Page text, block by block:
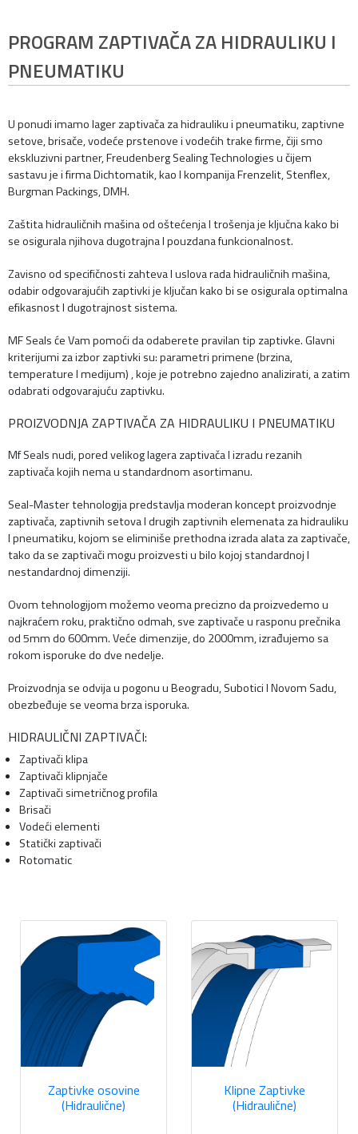
PROGRAM ZAPTIVAČA ZA HIDRAULIKU I
PNEUMATIKU
U ponudi imamo lager zaptivača za hidrauliku i pneumatiku, zaptivne
setove, brisače, vodeće prstenove i vodećih trake firme, čiji smo
ekskluzivni partner, Freudenberg Sealing Technologies u čijem
sastavu je i firma Dichtomatik, kao I kompanija Frenzelit, Stenflex,
Burgman Packings, DMH.
Zaštita hidrauličnih mašina od oštećenja I trošenja je ključna kako bi
se osigurala njihova dugotrajna I pouzdana funkcionalnost.
Zavisno od specifičnosti zahteva I uslova rada hidrauličnih mašina,
odabir odgovarajućih zaptivki je ključan kako bi se osigurala optimalna
efikasnost I dugotrajnost sistema.
MF Seals će Vam pomoći da odaberete pravilan tip zaptivke. Glavni
kriterijumi za izbor zaptivki su: parametri primene (brzina,
temperature I medijum) , koje je potrebno zajedno analizirati, a zatim
odabrati odgovarajuću zaptivku.
PROIZVODNJA ZAPTIVAČA ZA HIDRAULIKU I PNEUMATIKU
Mf Seals nudi, pored velikog lagera zaptivača I izradu rezanih
zaptivača kojih nema u standardnom asortimanu.
Seal-Master tehnologija predstavlja moderan koncept proizvodnje
zaptivača, zaptivnih setova I drugih zaptivnih elemenata za hidrauliku
I pneumatiku, kojom se eliminiše prethodna izrada alata za zaptivače,
tako da se zaptivači mogu proizvesti u bilo kojoj standardnoj I
nestandardnoj dimenziji.
Ovom tehnologijom možemo veoma precizno da proizvedemo u
najkraćem roku, praktično odmah, sve zaptivače u rasponu prečnika
od 5mm do 600mm. Veće dimenzije, do 2000mm, izrađujemo sa
rokom isporuke do dve nedelje.
Proizvodnja se odvija u pogonu u Beogradu, Subotici I Novom Sadu,
obezbeđuje se veoma brza isporuka.
HIDRAULIČNI ZAPTIVAČI:
Zaptivači klipa
Zaptivači klipnjače
Zaptivači simetričnog profila
Brisači
Vodeći elementi
Statički zaptivači
Rotomatic
Zaptivke osovine
(Hidraulične)
Klipne Zaptivke
(Hidraulične)